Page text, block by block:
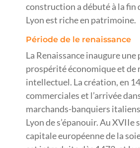
construction a débuté à la fin
Lyon est riche en patrimoine.
Période de le renaissance
La Renaissance inaugure une
prospérité économique et de
intellectuel. La création, en
commerciales et l’arrivée
marchands-banquiers
Lyon de s’épanouir. Au XVIIe
capitale européenne de la